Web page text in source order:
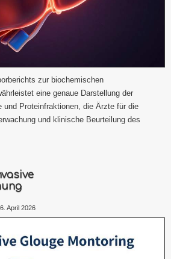
zur biochemischen
eine genaue Darstellung der
und Proteinfraktionen, die Ärzte für die
und klinische Beurteilung des
April 2026